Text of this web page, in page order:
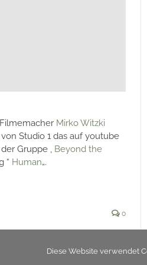
Mirko Witzki
Studio 1 das auf youtube
Gruppe , Beyond the
“ Human„.
0
Diese Website verwendet